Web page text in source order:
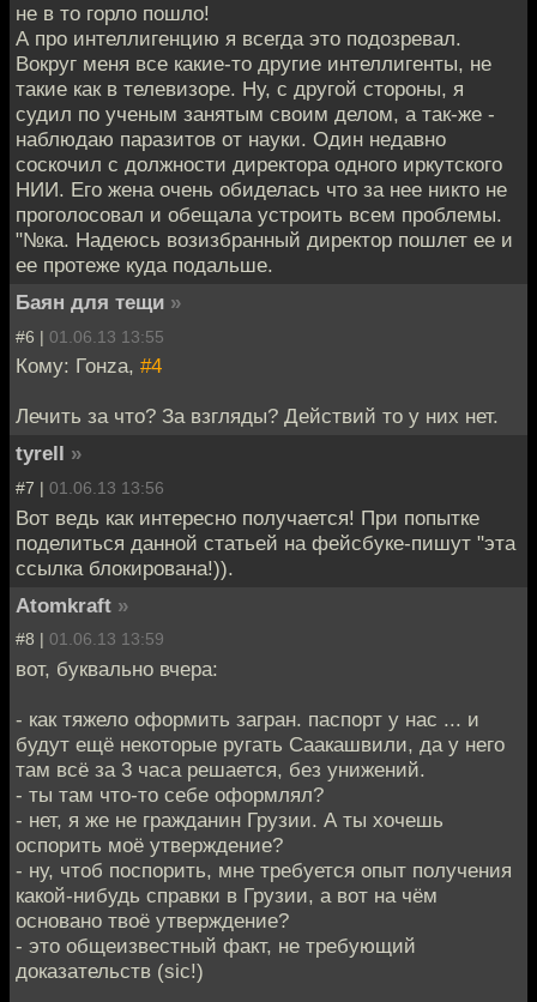
не в то горло пошло!
А про интеллигенцию я всегда это подозревал.
Вокруг меня все какие-то другие интеллигенты, не
такие как в телевизоре. Ну, с другой стороны, я
судил по ученым занятым своим делом, а так-же -
наблюдаю паразитов от науки. Один недавно
соскочил с должности директора одного иркутского
НИИ. Его жена очень обиделась что за нее никто не
проголосовал и обещала устроить всем проблемы.
"№ка. Надеюсь возизбранный директор пошлет ее и
ее протеже куда подальше.
Баян для тещи »
#6 | 01.06.13 13:55
Кому: Гонzа, #4
Лечить за что? За взгляды? Действий то у них нет.
tyrell »
#7 | 01.06.13 13:56
Вот ведь как интересно получается! При попытке
поделиться данной статьей на фейсбуке-пишут "эта
ссылка блокирована!)).
Atomkraft »
#8 | 01.06.13 13:59
вот, буквально вчера:
- как тяжело оформить загран. паспорт у нас ... и
будут ещё некоторые ругать Саакашвили, да у него
там всё за 3 часа решается, без унижений.
- ты там что-то себе оформлял?
- нет, я же не гражданин Грузии. А ты хочешь
оспорить моё утверждение?
- ну, чтоб поспорить, мне требуется опыт получения
какой-нибудь справки в Грузии, а вот на чём
основано твоё утверждение?
- это общеизвестный факт, не требующий
доказательств (sic!)